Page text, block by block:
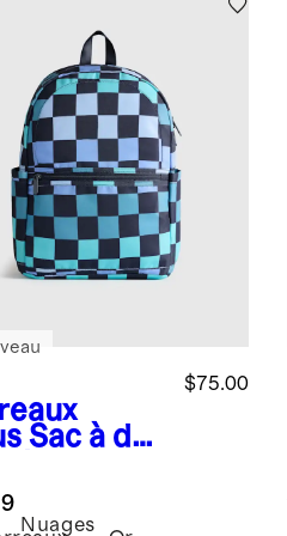
Sac à dos
à
$75.00
Nuages